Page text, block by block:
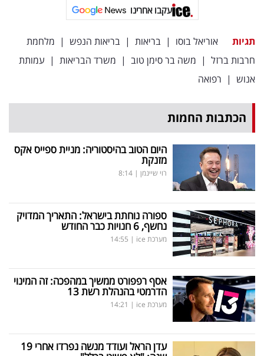
עקבו אחרינו
תגיות אוריאל בוסו | בריאות | בריאות הנפש | מלחמת
חרבות ברזל | משה בר סימן טוב | משרד הבריאות | עמותת
אנוש | רפואה
הכתבות החמות
היום הטוב בהיסטוריה: מניית ספייס אקס
מזנקת
רוי שיינמן |
8:14
ספורה נוחתת בישראל: התאריך המדויק
נחשף, 6 חנויות כבר החודש
מערכת ice |
14:55
אסף רפפורט ממשיך במהפכה: זה המינוי
הדרמטי בהנהלת רשת 13
מערכת ice |
14:21
עדן הראל ועודד מנשה נפרדו אחרי 19